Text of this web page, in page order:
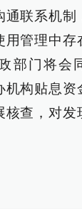
通联系机制
管理中存
部门将会
机构贴息资
查，对发